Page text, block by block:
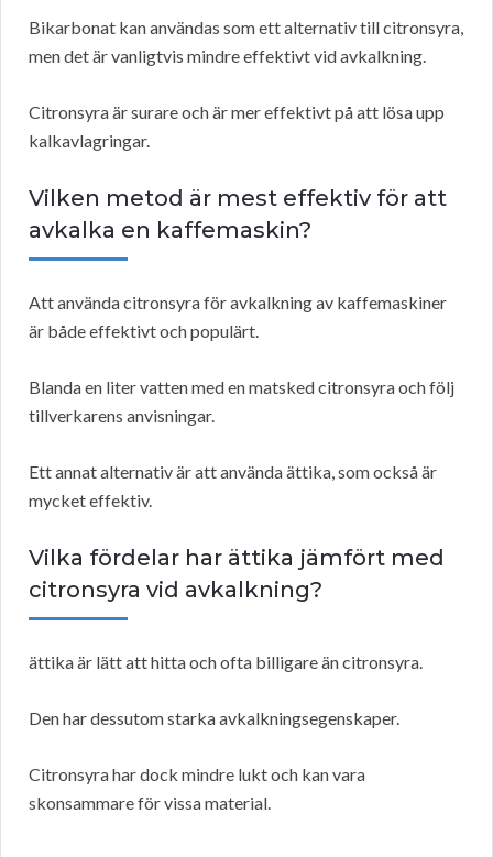
Bikarbonat kan användas som ett alternativ till citronsyra,
men det är vanligtvis mindre effektivt vid avkalkning.
Citronsyra är surare och är mer effektivt på att lösa upp
kalkavlagringar.
Vilken metod är mest effektiv för att
avkalka en kaffemaskin?
Att använda citronsyra för avkalkning av kaffemaskiner
är både effektivt och populärt.
Blanda en liter vatten med en matsked citronsyra och följ
tillverkarens anvisningar.
Ett annat alternativ är att använda ättika, som också är
mycket effektiv.
Vilka fördelar har ättika jämfört med
citronsyra vid avkalkning?
ättika är lätt att hitta och ofta billigare än citronsyra.
Den har dessutom starka avkalkningsegenskaper.
Citronsyra har dock mindre lukt och kan vara
skonsammare för vissa material.